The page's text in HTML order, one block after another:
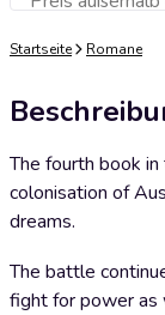
Startseite Romane
The fourth book
colonisation of
dreams.
The battle
fight for power as